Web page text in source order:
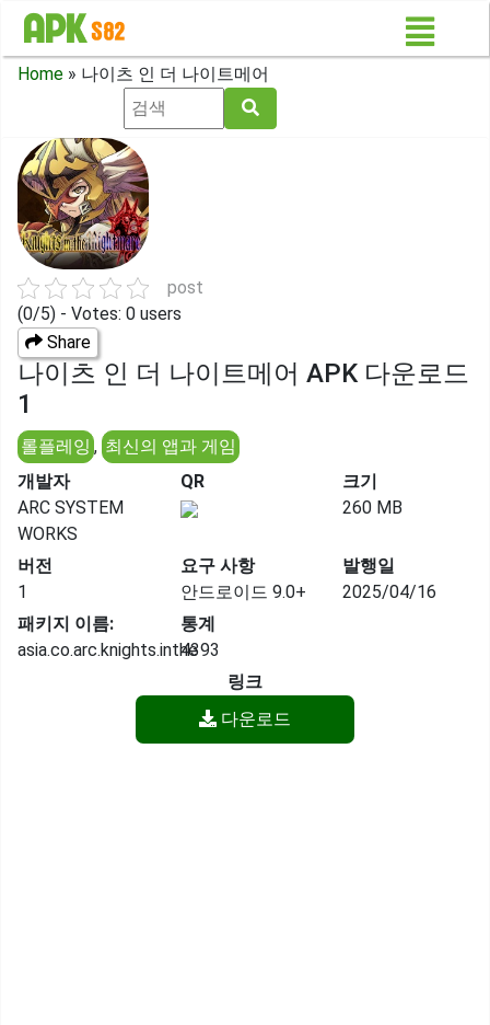
Home » 나이츠 인 더 나이트메어
post
(0/5) - Votes: 0 users
Share
나이츠 인 더 나이트메어 APK 다운로드
1
롤플레잉 , 최신의 앱과 게임
개발자
ARC SYSTEM
WORKS
QR
크기
260 MB
버전
1
요구 사항
안드로이드 9.0+
발행일
2025/04/16
패키지 이름:
asia.co.arc.knights.inthe
통계
4393
링크
다운로드